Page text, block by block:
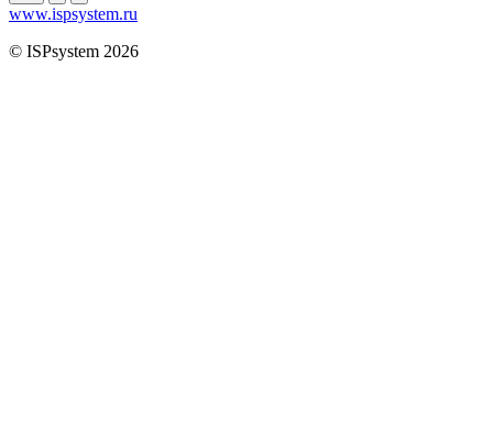
www.ispsystem.ru
© ISPsystem 2026